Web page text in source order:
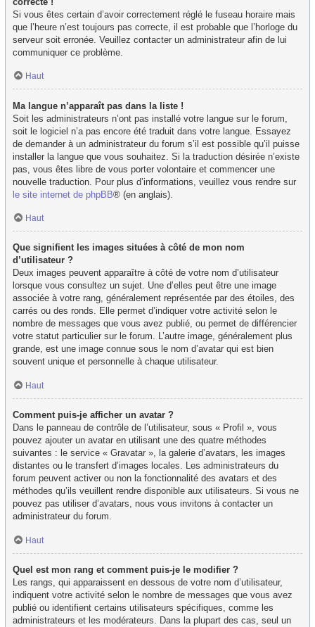
Si vous êtes certain d’avoir correctement réglé le fuseau horaire mais
que l’heure n’est toujours pas correcte, il est probable que l’horloge du
serveur soit erronée. Veuillez contacter un administrateur afin de lui
communiquer ce problème.
Haut
Ma langue n’apparaît pas dans la liste !
Soit les administrateurs n’ont pas installé votre langue sur le forum,
soit le logiciel n’a pas encore été traduit dans votre langue. Essayez
de demander à un administrateur du forum s’il est possible qu’il puisse
installer la langue que vous souhaitez. Si la traduction désirée n’existe
pas, vous êtes libre de vous porter volontaire et commencer une
nouvelle traduction. Pour plus d’informations, veuillez vous rendre sur
le site internet de phpBB® (en anglais).
Haut
Que signifient les images situées à côté de mon nom
d’utilisateur ?
Deux images peuvent apparaître à côté de votre nom d’utilisateur
lorsque vous consultez un sujet. Une d’elles peut être une image
associée à votre rang, généralement représentée par des étoiles, des
carrés ou des ronds. Elle permet d’indiquer votre activité selon le
nombre de messages que vous avez publié, ou permet de différencier
votre statut particulier sur le forum. L’autre image, généralement plus
grande, est une image connue sous le nom d’avatar qui est bien
souvent unique et personnelle à chaque utilisateur.
Haut
Comment puis-je afficher un avatar ?
Dans le panneau de contrôle de l’utilisateur, sous « Profil », vous
pouvez ajouter un avatar en utilisant une des quatre méthodes
suivantes : le service « Gravatar », la galerie d’avatars, les images
distantes ou le transfert d’images locales. Les administrateurs du
forum peuvent activer ou non la fonctionnalité des avatars et des
méthodes qu’ils veuillent rendre disponible aux utilisateurs. Si vous ne
pouvez pas utiliser d’avatars, nous vous invitons à contacter un
administrateur du forum.
Haut
Quel est mon rang et comment puis-je le modifier ?
Les rangs, qui apparaissent en dessous de votre nom d’utilisateur,
indiquent votre activité selon le nombre de messages que vous avez
publié ou identifient certains utilisateurs spécifiques, comme les
administrateurs et les modérateurs. Dans la plupart des cas, seul un